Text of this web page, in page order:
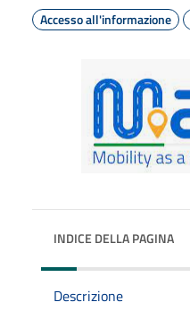
Accesso all'informazione
INDICE DELLA PAGINA
Descrizione